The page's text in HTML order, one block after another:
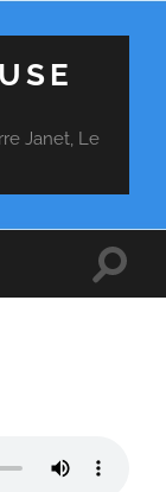
Janet, Le
Toggle